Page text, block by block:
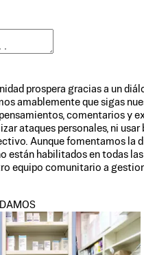
prospera gracias a un
amablemente que sigas
comentarios y
ataques personales, ni usar
Aunque fomentamos la
están habilitados en todas
equipo comunitario a